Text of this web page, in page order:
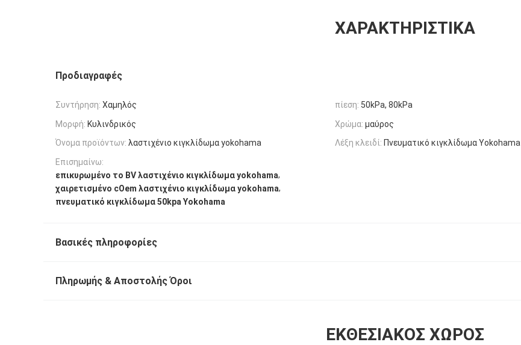
ΧΑΡΑΚΤΗΡΙΣΤΙΚΆ
Προδιαγραφές
Συντήρηση: Χαμηλός πίεση: 50kPa, 80kPa
Μορφή: Κυλινδρικός Χρώμα: μαύρος
Όνομα προϊόντων: λαστιχένιο κιγκλίδωμα yokohama Λέξη κλειδί: Πνευματικό κιγκλίδωμα Yokohama
Επισημαίνω:
επικυρωμένο το BV λαστιχένιο κιγκλίδωμα yokohama,
χαιρετισμένο cOem λαστιχένιο κιγκλίδωμα yokohama,
πνευματικό κιγκλίδωμα 50kpa Yokohama
Βασικές πληροφορίες
Πληρωμής & Αποστολής Όροι
ΕΚΘΕΣΙΑΚΌΣ ΧΏΡΟΣ